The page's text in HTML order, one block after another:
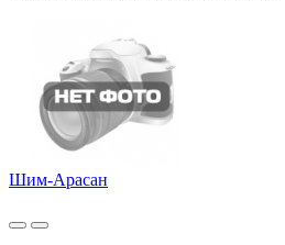
Шим-Арасан